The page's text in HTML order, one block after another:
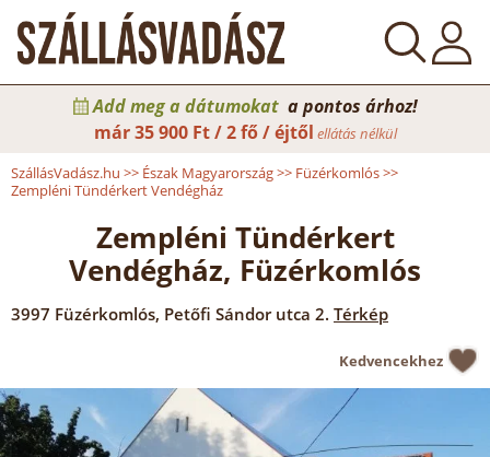
Add meg a dátumokat a pontos árhoz!
már35 900 Ft / 2 fő / éjtől ellátás nélkül
SzállásVadász.hu >> Észak Magyarország>> Füzérkomlós>>
Zempléni Tündérkert Vendégház
Zempléni Tündérkert
Vendégház, Füzérkomlós
3997 Füzérkomlós, Petőfi Sándor utca 2. Térkép
Kedvencekhez